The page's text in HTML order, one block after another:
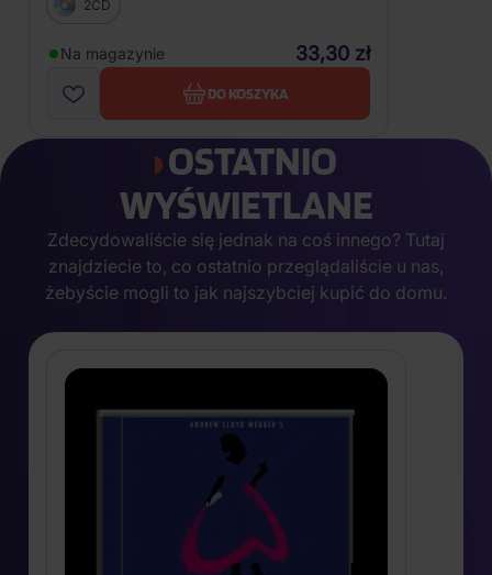
2CD
Na magazynie 33,30 zł
DO KOSZYKA
OSTATNIO
WYŚWIETLANE
Zdecydowaliście się jednak na coś innego? Tutaj
znajdziecie to, co ostatnio przeglądaliście u nas,
żebyście mogli to jak najszybciej kupić do domu.